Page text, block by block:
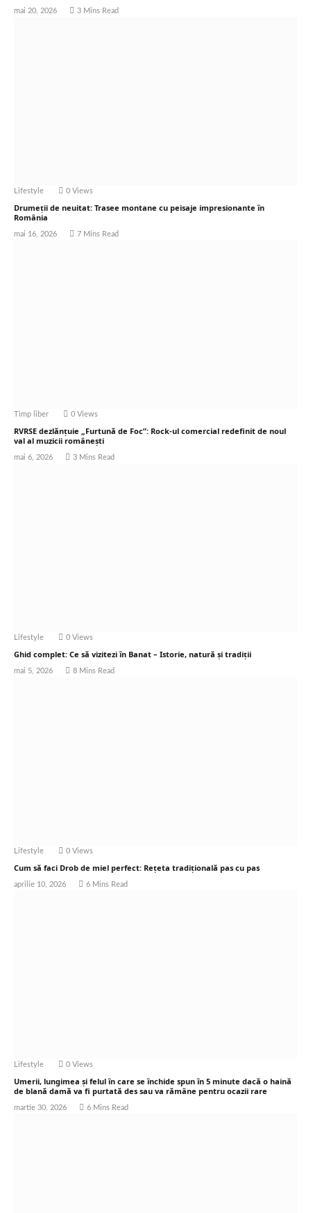
mai 20, 2026 3 Mins Read
Lifestyle 0 Views
Drumeții de neuitat: Trasee montane cu peisaje impresionante în
România
mai 16, 2026 7 Mins Read
Timp liber 0 Views
RVRSE dezlănțuie „Furtună de Foc”: Rock-ul comercial redefinit de noul
val al muzicii românești
mai 6, 2026 3 Mins Read
Lifestyle 0 Views
Ghid complet: Ce să vizitezi în Banat – Istorie, natură și tradiții
mai 5, 2026 8 Mins Read
Lifestyle 0 Views
Cum să faci Drob de miel perfect: Rețeta tradițională pas cu pas
aprilie 10, 2026 6 Mins Read
Lifestyle 0 Views
Umerii, lungimea și felul în care se închide spun în 5 minute dacă o haină
de blană damă va fi purtată des sau va rămâne pentru ocazii rare
martie 30, 2026 6 Mins Read